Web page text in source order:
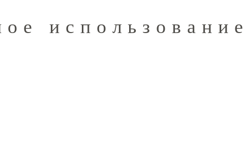
использование